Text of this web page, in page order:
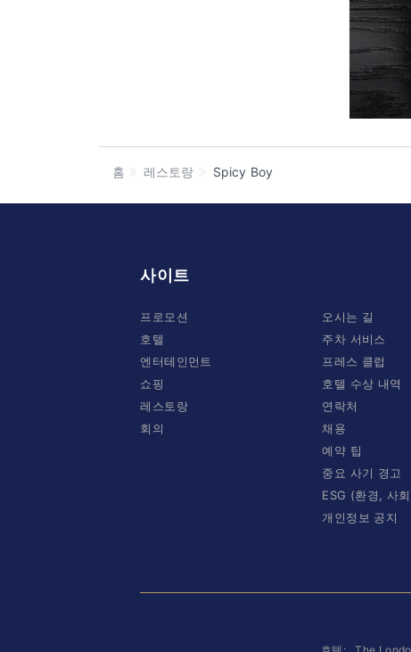
홈 레스토랑 Spicy Boy
사이트
프로모션
호텔
엔터테인먼트
쇼핑
레스토랑
회의
오시는 길
주차 서비스
프레스 클럽
호텔 수상 내역
연락처
채용
예약 팁
중요 사기 경고
ESG (환경, 사
개인정보 공지